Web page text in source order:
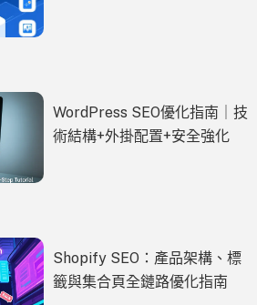
WordPress SEO優化指南｜技
術結構+外掛配置+安全強化
Shopify SEO：產品架構、標
籤與集合頁全鏈路優化指南